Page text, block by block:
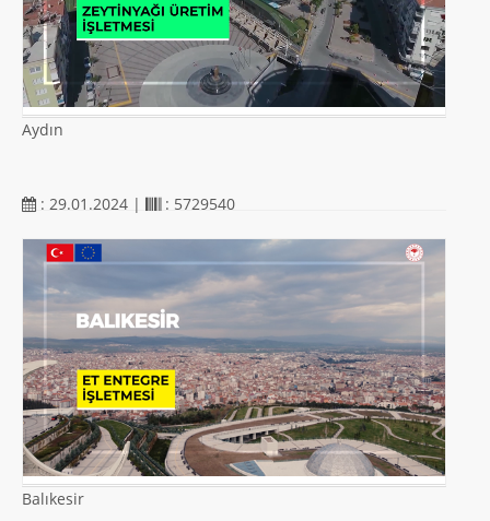
Aydın
: 29.01.2024 | : 5729540
Balıkesir